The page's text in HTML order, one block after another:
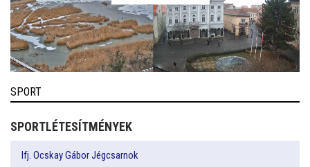
SPORT
SPORTLÉTESÍTMÉNYEK
Ifj. Ocskay Gábor Jégcsarnok